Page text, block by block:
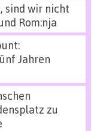
sind wir nicht
Rom:nja
Jahren
zu